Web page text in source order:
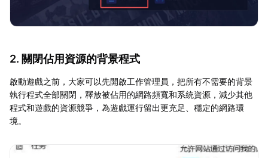
2. 關閉佔用資源的背景程式
啟動遊戲之前，大家可以先開啟工作管理員，把所有不需要的背景
執行程式全部關閉，釋放被佔用的網路頻寬和系統資源，減少其他
程式和遊戲的資源競爭，為遊戲運行留出更充足、穩定的網路環
境。